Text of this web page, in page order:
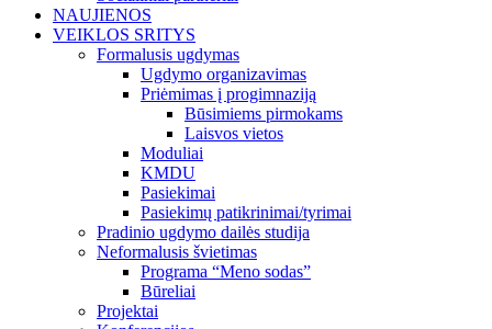
NAUJIENOS
VEIKLOS SRITYS
Formalusis ugdymas
Ugdymo organizavimas
Priėmimas į progimnaziją
Būsimiems pirmokams
Laisvos vietos
Moduliai
KMDU
Pasiekimai
Pasiekimų patikrinimai/tyrimai
Pradinio ugdymo dailės studija
Neformalusis švietimas
Programa “Meno sodas”
Būreliai
Projektai